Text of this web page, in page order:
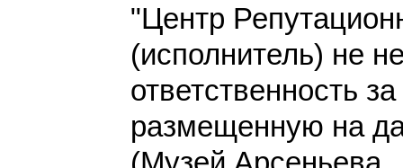
"Центр
(исполнитель) не
ответственность
размещенную на